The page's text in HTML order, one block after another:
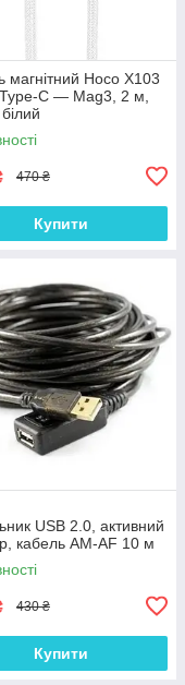
магнітний Hoco X103
C — Mag3, 2 м,
470 ₴
Купити
USB 2.0, активний
кабель AM-AF 10 м
430 ₴
Купити